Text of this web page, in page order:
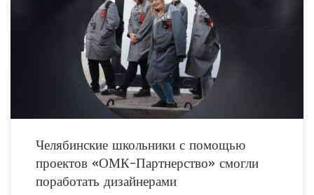
В п. Новосинеглазовский в рамках конкурса социальных и благотворительных
проектов «ОМК-Партнерство» Объединенной металлургической компании (АО
«ОМК» г. Москва, в Челябинской области представлено заводом «Трубодеталь»,
Челябинские школьники с помощью
проектов «ОМК-Партнерство» смогли
поработать дизайнерами